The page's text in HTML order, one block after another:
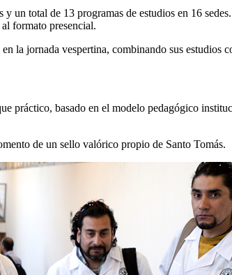
un total de 13 programas de estudios en 16
formato presencial.
la jornada vespertina, combinando sus estudios
práctico, basado en el modelo pedagógico
de un sello valórico propio de Santo Tomás.